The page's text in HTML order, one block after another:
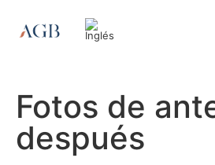
Fotos de
después